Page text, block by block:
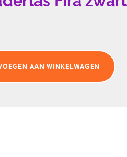
AAN WINKELWAGEN